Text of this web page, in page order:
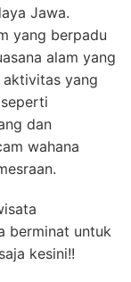
Jawa.
yang berpadu
alam yang
yang
dan
wahana
berminat untuk
kesini!!